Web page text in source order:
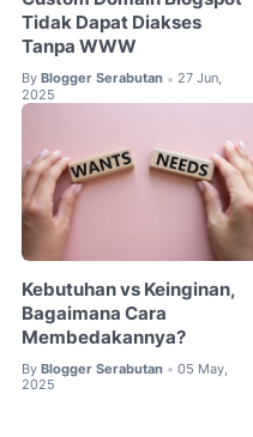
Tidak Dapat Diakses
Tanpa WWW
By Blogger Serabutan • 27 Jun,
2025
Kebutuhan vs Keinginan,
Bagaimana Cara
Membedakannya?
By Blogger Serabutan • 05 May,
2025